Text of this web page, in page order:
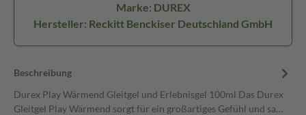
Marke: DUREX
Hersteller: Reckitt Benckiser Deutschland GmbH
Beschreibung
Durex Play Wärmend Gleitgel und Erlebnisgel 100ml Das Durex
Gleitgel Play Wärmend sorgt für ein großartiges Gefühl und sa…